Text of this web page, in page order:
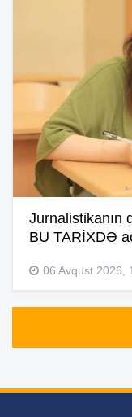
Jurnalistikanın
BU TARİXDƏ
06 Avqust 2026,